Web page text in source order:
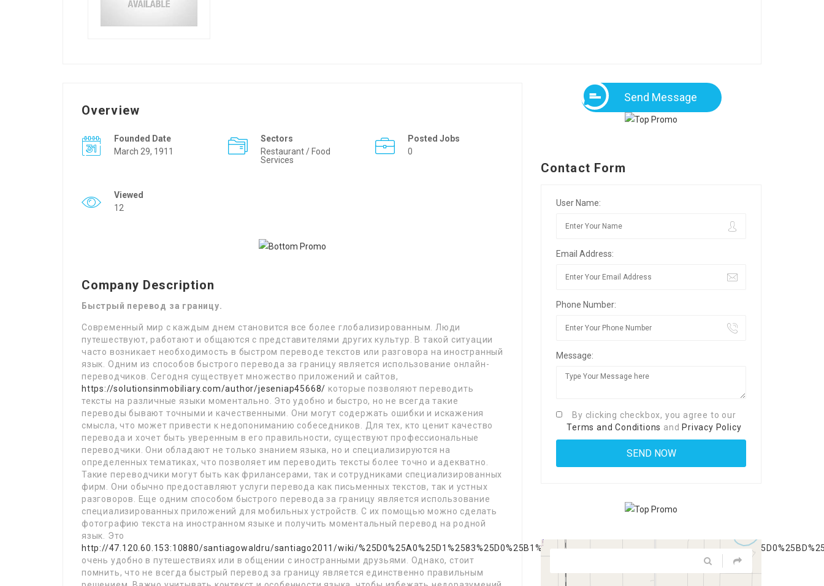
Overview
Founded Date
March 29, 1911
Sectors
Restaurant / Food
Services
Posted Jobs
0
Viewed
12
Company Description
Быстрый перевод за границу.
Современный мир с каждым днем становится все более глобализированным. Люди
путешествуют, работают и общаются с представителями других культур. В такой ситуации
часто возникает необходимость в быстром переводе текстов или разговора на иностранный
язык. Одним из способов быстрого перевода за границу является использование онлайн-
переводчиков. Сегодня существует множество приложений и сайтов,
https://solutionsinmobiliary.com/author/jeseniap45668/ которые позволяют переводить
тексты на различные языки моментально. Это удобно и быстро, но не всегда такие
переводы бывают точными и качественными. Они могут содержать ошибки и искажения
смысла, что может привести к недопониманию собеседников. Для тех, кто ценит качество
перевода и хочет быть уверенным в его правильности, существуют профессиональные
переводчики. Они обладают не только знанием языка, но и специализируются на
определенных тематиках, что позволяет им переводить тексты более точно и адекватно.
Такие переводчики могут быть как фрилансерами, так и сотрудниками специализированных
фирм. Они обычно предоставляют услуги перевода как письменных текстов, так и устных
разговоров. Еще одним способом быстрого перевода за границу является использование
специализированных приложений для мобильных устройств. С их помощью можно сделать
фотографию текста на иностранном языке и получить моментальный перевод на родной
язык. Это
http://47.120.60.153:10880/santiagowaldru/santiago2011/wiki/
очень удобно в путешествиях или в общении с иностранными друзьями. Однако, стоит
помнить, что не всегда быстрый перевод за границу является единственно правильным
Send Message
Contact Form
User Name:
Email Address:
Phone Number:
Message:
By clicking checkbox, you agree to our
Terms and Conditions and Privacy Policy